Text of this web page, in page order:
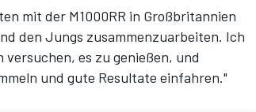
mit der M1000RR in Großbritannien
den Jungs zusammenzuarbeiten. Ich
es zu genießen, und
und gute Resultate einfahren."